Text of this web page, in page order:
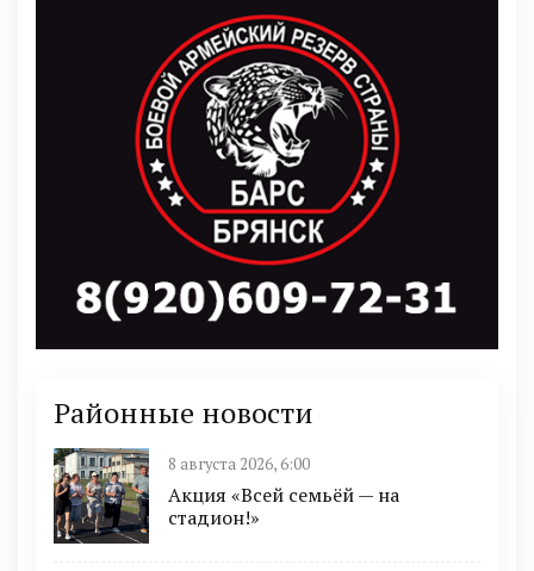
Районные новости
8 августа 2026, 6:00
Акция «Всей семьёй — на
стадион!»